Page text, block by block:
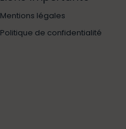
Mentions légales
Politique de confidentialité